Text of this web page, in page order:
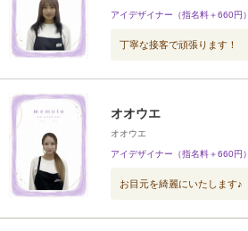
アイデザイナー（指名料＋660円）
丁寧な接客で頑張ります！
オオウエ
オオウエ
アイデザイナー（指名料＋660円）
お目元を綺麗にいたします♪